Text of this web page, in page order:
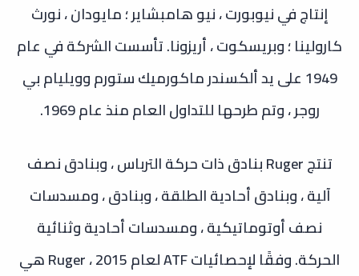
إنتاج في نيوبورت ، نيو هامبشاير ؛ مايودان ، نورث
كارولينا ؛ وبريسكوت ، أريزونا. تأسست الشركة في عام
1949 على يد ألكسندر ماكورميك ستورم وويليام بي
روجر ، وتم طرحها للتداول العام منذ عام 1969.
تنتج Ruger بنادق ذات حركة الترباس ، وبنادق نصف
آلية ، وبنادق أحادية الطلقة ، وبنادق ، ومسدسات
نصف أوتوماتيكية ، ومسدسات أحادية وثنائية
الحركة. وفقًا لإحصائيات ATF لعام 2015 ، Ruger هي